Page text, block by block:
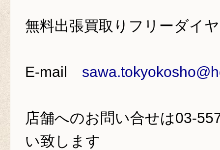
無料出張買取りフリーダ
E-mail
店舗へのお問い合せは03-
い致します